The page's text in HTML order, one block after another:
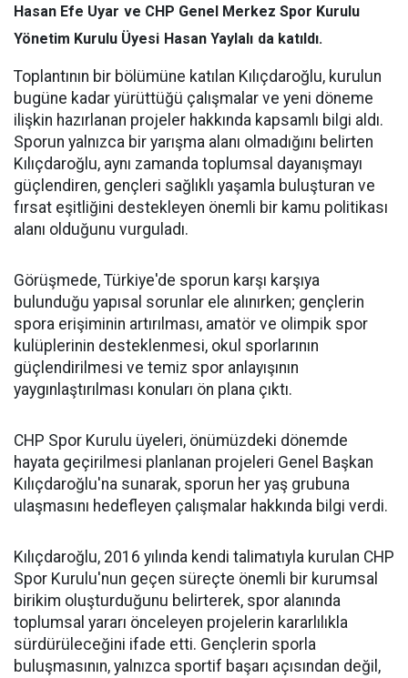
Hasan Efe Uyar ve CHP Genel Merkez Spor Kurulu
Yönetim Kurulu Üyesi Hasan Yaylalı da katıldı.
Toplantının bir bölümüne katılan Kılıçdaroğlu, kurulun
bugüne kadar yürüttüğü çalışmalar ve yeni döneme
ilişkin hazırlanan projeler hakkında kapsamlı bilgi aldı.
Sporun yalnızca bir yarışma alanı olmadığını belirten
Kılıçdaroğlu, aynı zamanda toplumsal dayanışmayı
güçlendiren, gençleri sağlıklı yaşamla buluşturan ve
fırsat eşitliğini destekleyen önemli bir kamu politikası
alanı olduğunu vurguladı.
Görüşmede, Türkiye'de sporun karşı karşıya
bulunduğu yapısal sorunlar ele alınırken; gençlerin
spora erişiminin artırılması, amatör ve olimpik spor
kulüplerinin desteklenmesi, okul sporlarının
güçlendirilmesi ve temiz spor anlayışının
yaygınlaştırılması konuları ön plana çıktı.
CHP Spor Kurulu üyeleri, önümüzdeki dönemde
hayata geçirilmesi planlanan projeleri Genel Başkan
Kılıçdaroğlu'na sunarak, sporun her yaş grubuna
ulaşmasını hedefleyen çalışmalar hakkında bilgi verdi.
Kılıçdaroğlu, 2016 yılında kendi talimatıyla kurulan CHP
Spor Kurulu'nun geçen süreçte önemli bir kurumsal
birikim oluşturduğunu belirterek, spor alanında
toplumsal yararı önceleyen projelerin kararlılıkla
sürdürüleceğini ifade etti. Gençlerin sporla
buluşmasının, yalnızca sportif başarı açısından değil,